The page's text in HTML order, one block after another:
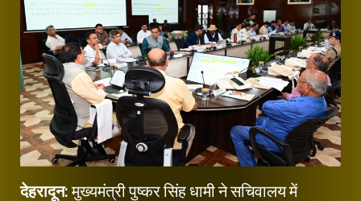
देहरादून:मुख्यमंत्री पुष्कर सिंह धामी ने सचिवालय में